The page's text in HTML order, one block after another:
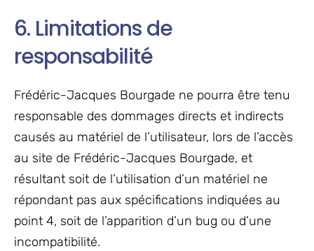
6. Limitations de
responsabilité
Frédéric-Jacques Bourgade ne pourra être tenu
responsable des dommages directs et indirects
causés au matériel de l’utilisateur, lors de l’accès
au site de Frédéric-Jacques Bourgade, et
résultant soit de l’utilisation d’un matériel ne
répondant pas aux spécifications indiquées au
point 4, soit de l’apparition d’un bug ou d’une
incompatibilité.